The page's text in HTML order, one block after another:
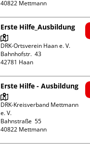
Erste Hilfe_Ausbildung
DRK-Ortsverein Haan e. V.
Bahnhofstr.  43
Erste Hilfe - Ausbildung
DRK-Kreisverband Mettmann
e. V.
Bahnstraße  55